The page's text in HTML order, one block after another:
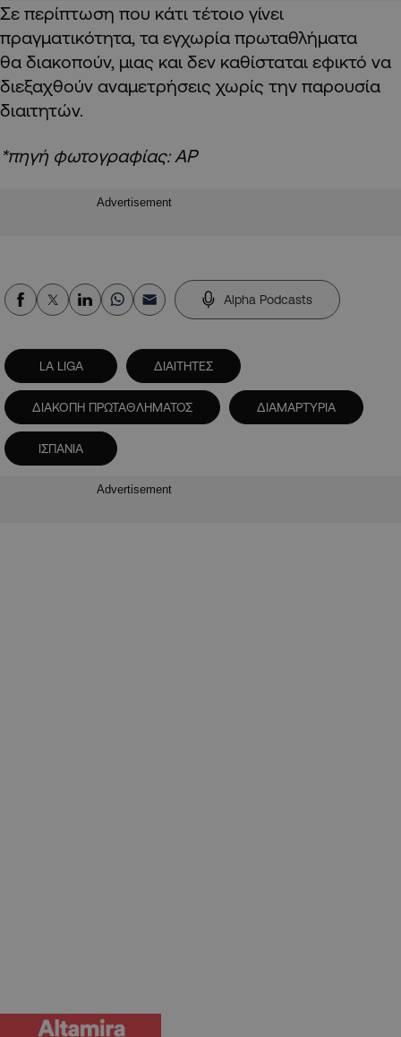
Σε περίπτωση που κάτι τέτοιο γίνει
πραγματικότητα, τα εγχωρία πρωταθλήματα
θα διακοπούν, μιας και δεν καθίσταται εφικτό να
διεξαχθούν αναμετρήσεις χωρίς την παρουσία
διαιτητών.
*πηγή φωτογραφίας: AP
Advertisement
Alpha Podcasts
LA LIGA ΔΙΑΙΤΗΤΕΣ
ΔΙΑΚΟΠΗ ΠΡΩΤΑΘΛΗΜΑΤΟΣ ΔΙΑΜΑΡΤΥΡΙΑ
ΙΣΠΑΝΙΑ
Advertisement